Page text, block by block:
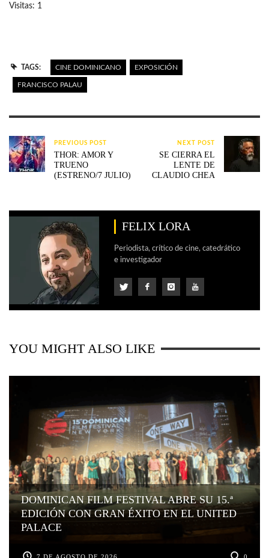
Visitas: 1
TAGS: CINE DOMINICANO EXPOSICIÓN
FRANCISCO PALAU
PREVIOUS POST
THOR: AMOR Y
TRUENO
(ESTRENO/7 JULIO)
NEXT POST
SE CIERRA EL
LENTE DE
CLAUDIO CHEA
FELIX LORA
Periodista, crítico de cine, catedrático
e investigador
YOU MIGHT ALSO LIKE
DOMINICAN FILM FESTIVAL ABRE SU 15.ª
EDICIÓN CON GRAN ÉXITO EN EL UNITED
PALACE